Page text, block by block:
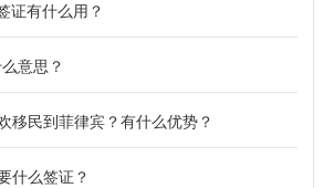
证有什么用？
意思？
移民到菲律宾？有什么优势？
什么签证？